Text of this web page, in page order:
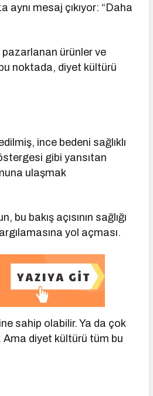
aynı mesaj çıkıyor: “Daha
pazarlanan ürünler ve
noktada, diyet kültürü
ince bedeni sağlıklı
gibi yansıtan
ulaşmak
bakış açısının sağlığı
yol açması.
sahip olabilir. Ya da çok
Ama diyet kültürü tüm bu